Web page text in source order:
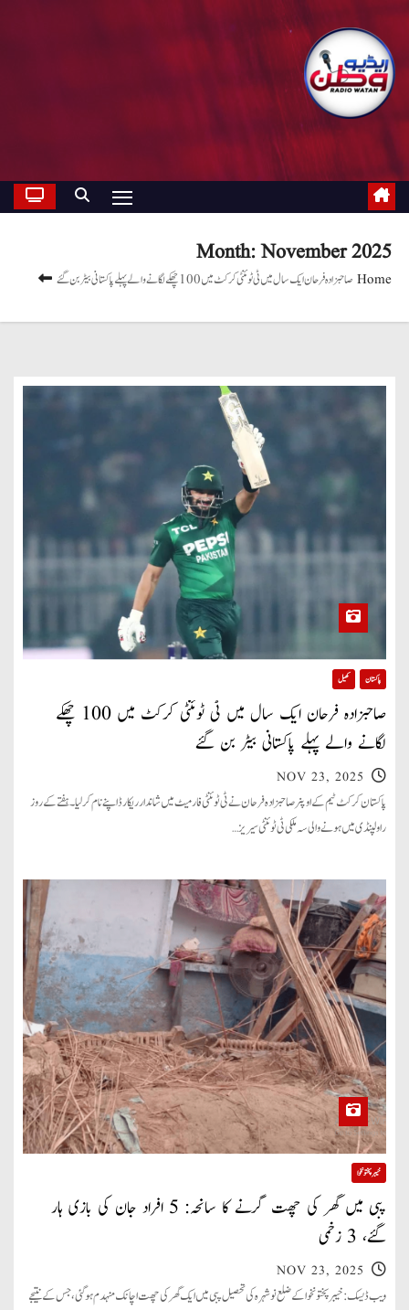
Month:November 2025
Homeصاحبزادہ فرحان ایک سال میں ٹی ٹوئنٹی کرکٹ میں 100 چھکے لگانے والے پہلے پاکستانی بیٹر بن گئے
پاکستان کھیل
صاحبزادہ فرحان ایک سال میں ٹی ٹوئنٹی کرکٹ میں 100 چھکے
لگانے والے پہلے پاکستانی بیٹر بن گئے
NOV 23, 2025
پاکستان کرکٹ ٹیم کے اوپنر صاحبزادہ فرحان نے ٹی ٹوئنٹی فارمیٹ میں شاندار ریکارڈ اپنے نام کر لیا۔ ہفتے کے روز
راولپنڈی میں ہونے والی سہ ملکی ٹی ٹوئنٹی سیریز…
خیبر پختونخوا
پبی میں گھر کی چھت گرنے کا سانحہ: 5 افراد جان کی بازی ہار
گئے، 3 زخمی
NOV 23, 2025
ویب ڈیسک: خیبرپختونخوا کے ضلع نوشہرہ کی تحصیل پبی میں ایک گھر کی چھت اچانک منہدم ہو گئی، جس کے نتیجے